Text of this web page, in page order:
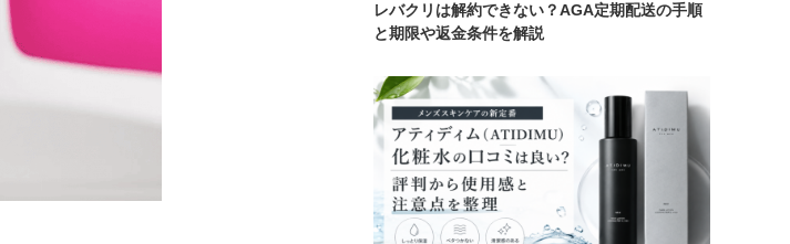
レバクリは解約できない？AGA定期配送の手順
と期限や返金条件を解説